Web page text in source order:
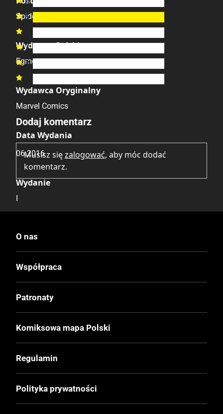
Spider-Man
Wydawca Polski
Egmont
Wydawca Oryginalny
Marvel Comics
Data Wydania
06.2016
Wydanie
I
Oprawa
167x255 mm
Liczba Stron
Cena Okładkowa
5

3
2

Brak opinii.
Dodaj komentarz
Musisz sięzalogować, aby móc dodać
komentarz.
O nas
Współpraca
Patronaty
Komiksowa mapa Polski
Regulamin
Polityka prywatności